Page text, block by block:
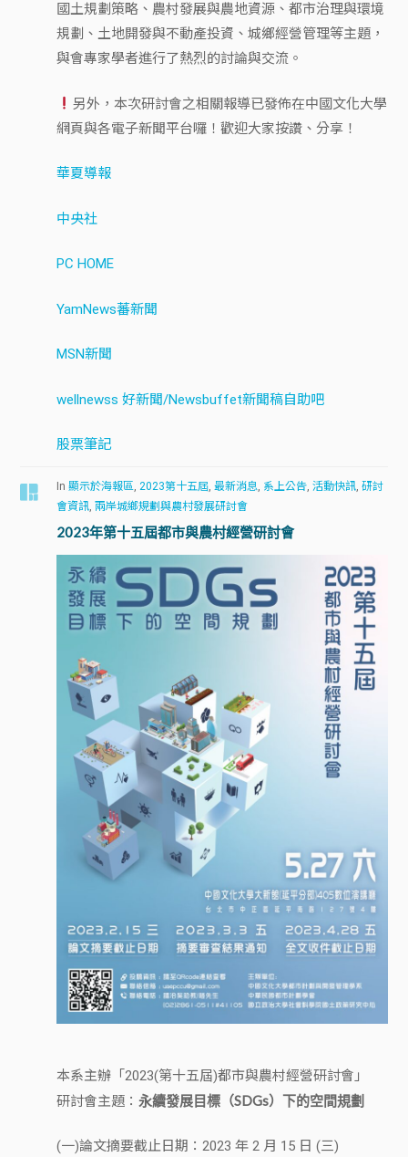
國土規劃策略、農村發展與農地資源、都市治理與環境
規劃、土地開發與不動產投資、城鄉經營管理等主題，
與會專家學者進行了熱烈的討論與交流。
另外，本次研討會之相關報導已發佈在中國文化大學
網頁與各電子新聞平台囉！歡迎大家按讚、分享！
華夏導報
中央社
PC HOME
YamNews蕃新聞
MSN新聞
wellnewss 好新聞/Newsbuffet新聞稿自助吧
股票筆記
In顯示於海報區,2023第十五屆,最新消息, 系上公告,活動快訊,研討
會資訊,兩岸城鄉規劃與農村發展研討會
2023年第十五屆都市與農村經營研討會
本系主辦「2023(第十五屆)都市與農村經營研討會」
研討會主題：永續發展目標（SDGs）下的空間規劃
(一)論文摘要截止日期：2023 年 2 月 15 日 (三)